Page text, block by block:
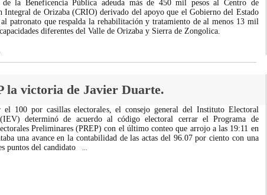
la Beneficencia Pública adeuda más de 450 mil pesos al Centro de
Integral de Orizaba (CRIO) derivado del apoyo que el Gobierno del Estado
patronato que respalda la rehabilitación y tratamiento de al menos 13 mil
diferentes del Valle de Orizaba y Sierra de Zongolica.
la victoria de Javier Duarte.
el 100 por casillas electorales, el consejo general del Instituto Electoral
(IEV) determinó de acuerdo al código electoral cerrar el Programa de
Preliminares (PREP) con el último conteo que arrojo a las 19:11 en
una avance en la contabilidad de las actas del 96.07 por ciento con una
puntos del candidato